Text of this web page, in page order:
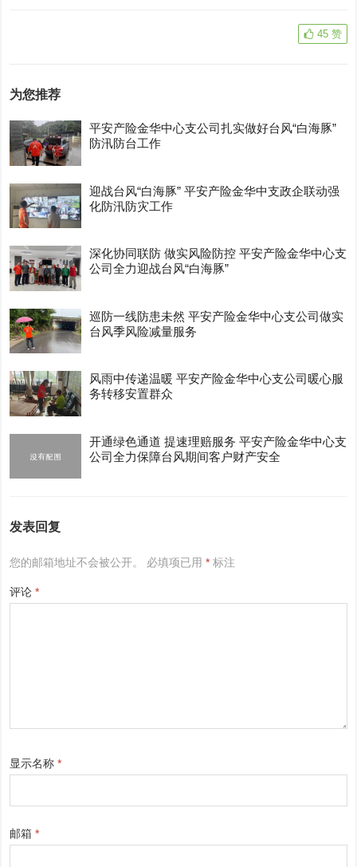
45 赞
为您推荐
平安产险金华中心支公司扎实做好台风“白海豚”
防汛防台工作
迎战台风“白海豚” 平安产险金华中支政企联动强
化防汛防灾工作
深化协同联防 做实风险防控 平安产险金华中心支
公司全力迎战台风“白海豚”
巡防一线防患未然 平安产险金华中心支公司做实
台风季风险减量服务
风雨中传递温暖 平安产险金华中心支公司暖心服
务转移安置群众
开通绿色通道 提速理赔服务 平安产险金华中心支
公司全力保障台风期间客户财产安全
发表回复
您的邮箱地址不会被公开。 必填项已用* 标注
评论*
显示名称*
邮箱*